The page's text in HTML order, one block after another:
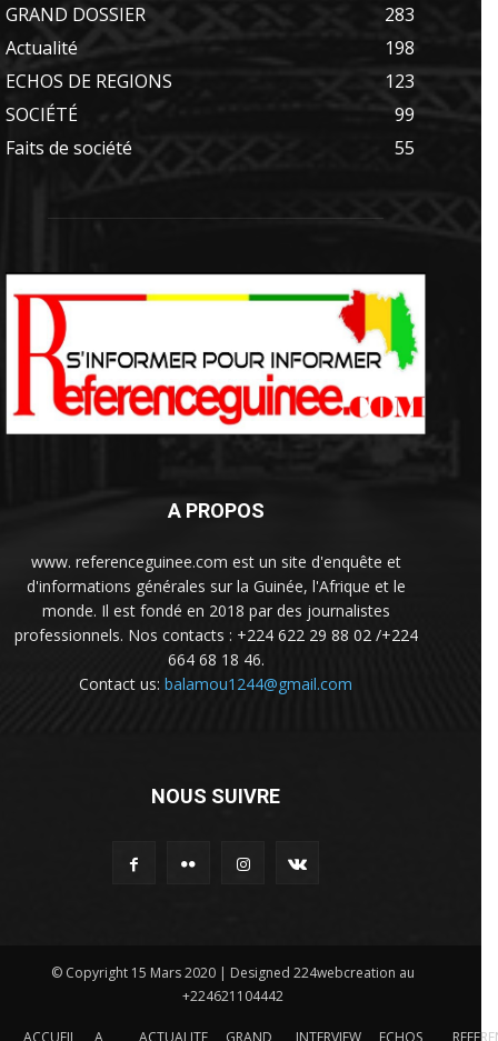
GRAND DOSSIER
283
Actualité
198
ECHOS DE REGIONS
123
SOCIÉTÉ
99
Faits de société
55
A PROPOS
www. referenceguinee.com est un site d'enquête et
d'informations générales sur la Guinée, l'Afrique et le
monde. Il est fondé en 2018 par des journalistes
professionnels. Nos contacts : +224 622 29 88 02 /+224
664 68 18 46.
Contact us: balamou1244@gmail.com
NOUS SUIVRE
© Copyright 15 Mars 2020 | Designed 224webcreation au
+224621104442